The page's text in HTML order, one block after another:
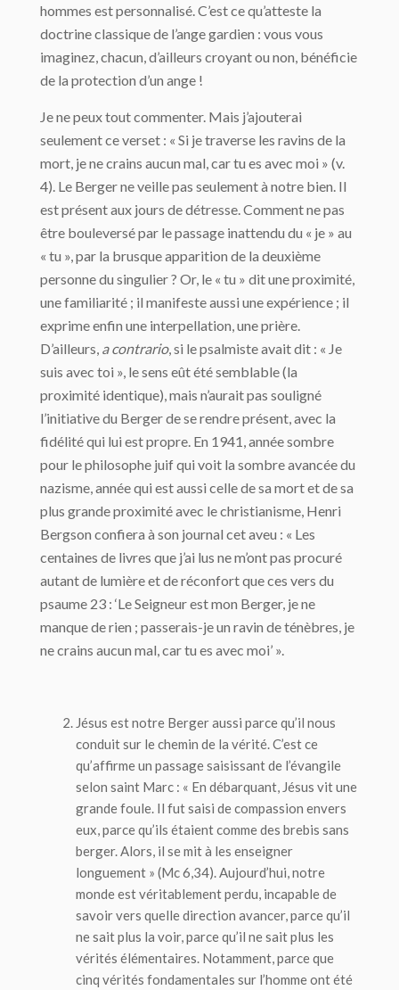
hommes est personnalisé. C’est ce qu’atteste la
doctrine classique de l’ange gardien : vous vous
imaginez, chacun, d’ailleurs croyant ou non, bénéficie
de la protection d’un ange !
Je ne peux tout commenter. Mais j’ajouterai
seulement ce verset : « Si je traverse les ravins de la
mort, je ne crains aucun mal, car tu es avec moi » (v.
4). Le Berger ne veille pas seulement à notre bien. Il
est présent aux jours de détresse. Comment ne pas
être bouleversé par le passage inattendu du « je » au
« tu », par la brusque apparition de la deuxième
personne du singulier ? Or, le « tu » dit une proximité,
une familiarité ; il manifeste aussi une expérience ; il
exprime enfin une interpellation, une prière.
D’ailleurs, a contrario, si le psalmiste avait dit : « Je
suis avec toi », le sens eût été semblable (la
proximité identique), mais n’aurait pas souligné
l’initiative du Berger de se rendre présent, avec la
fidélité qui lui est propre. En 1941, année sombre
pour le philosophe juif qui voit la sombre avancée du
nazisme, année qui est aussi celle de sa mort et de sa
plus grande proximité avec le christianisme, Henri
Bergson confiera à son journal cet aveu : « Les
centaines de livres que j’ai lus ne m’ont pas procuré
autant de lumière et de réconfort que ces vers du
psaume 23 : ‘Le Seigneur est mon Berger, je ne
manque de rien ; passerais-je un ravin de ténèbres, je
ne crains aucun mal, car tu es avec moi’ ».
Jésus est notre Berger aussi parce qu’il nous
conduit sur le chemin de la vérité. C’est ce
qu’affirme un passage saisissant de l’évangile
selon saint Marc : « En débarquant, Jésus vit une
grande foule. Il fut saisi de compassion envers
eux, parce qu’ils étaientcomme des brebis sans
berger. Alors, il se mit à les enseigner
longuement » (Mc 6,34). Aujourd’hui, notre
monde est véritablement perdu, incapable de
savoir vers quelle direction avancer, parce qu’il
ne sait plus la voir, parce qu’il ne sait plus les
vérités élémentaires. Notamment, parce que
cinq vérités fondamentales sur l’homme ont été